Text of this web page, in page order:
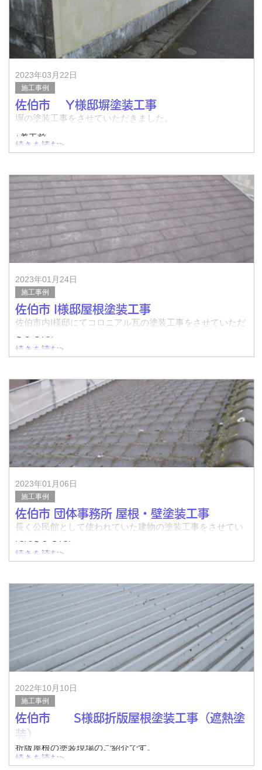
2023年03月22日
施工事例
佐伯市 Y様邸塀塗装工事
塀の塗装工事をさせていただきました。
↓着工前
↓着工前
↓着工前（クラック状況）
↓ひび割れ補修
続きを読む>
2023年01月24日
施工事例
佐伯市 I様邸屋根塗装工事
佐伯市内I様邸にてコロニアル瓦の塗装工事をさせていただ
↓完了
↓着工前
続きを読む>
2023年01月06日
施工事例
佐伯市 団体事務所 屋根・壁塗装工事
長く公民館として使われていた建物の塗装工事をさせてい
山が近く瓦には多くの苔が生えている状況でしたが、入念
↓着工前
続きを読む>
2022年10月10日
施工事例
佐伯市 S様邸折版屋根塗装工事（遮熱塗
装）
折版屋根の塗装現場のご紹介です。
続きを読む>